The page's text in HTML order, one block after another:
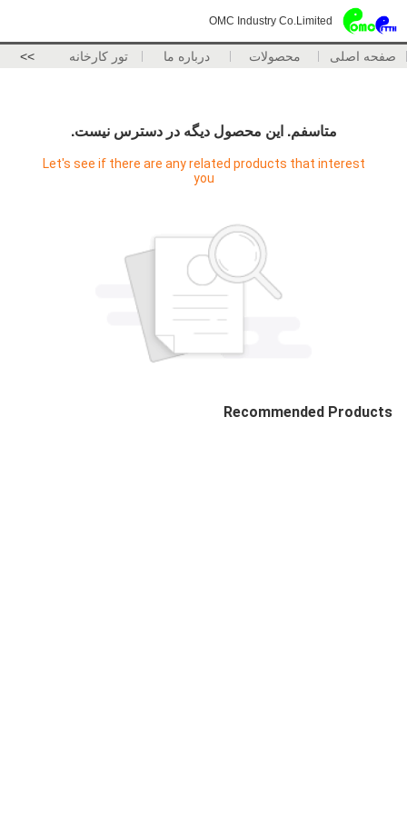
OMC Industry Co.Limited
صفحه اصلی محصولات درباره ما تور کارخانه >>
متاسفم. اين محصول ديگه در دسترس نيست.
Let's see if there are any related products that interest
you
Recommended Products